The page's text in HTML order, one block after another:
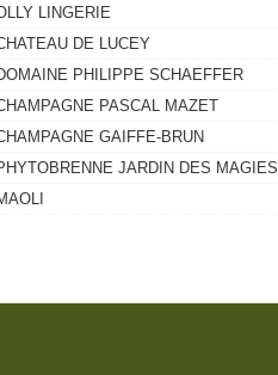
LINGERIE
DE LUCEY
PHILIPPE SCHAEFFER
PASCAL MAZET
GAIFFE-BRUN
JARDIN DES MAGIES